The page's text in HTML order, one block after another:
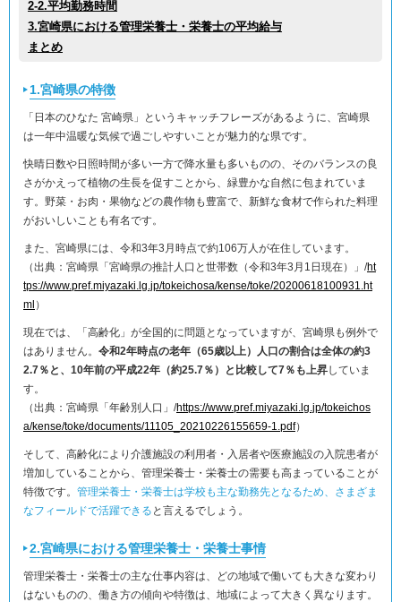
2-2.平均勤務時間
3.宮崎県における管理栄養士・栄養士の平均給与
まとめ
1.宮崎県の特徴
「日本のひなた 宮崎県」というキャッチフレーズがあるように、宮崎県
は一年中温暖な気候で過ごしやすいことが魅力的な県です。
快晴日数や日照時間が多い一方で降水量も多いものの、そのバランスの良
さがかえって植物の生長を促すことから、緑豊かな自然に包まれていま
す。野菜・お肉・果物などの農作物も豊富で、新鮮な食材で作られた料理
がおいしいことも有名です。
また、宮崎県には、令和3年3月時点で約106万人が在住しています。
（出典：宮崎県「宮崎県の推計人口と世帯数（令和3年3月1日現在）」/ht
tps://www.pref.miyazaki.lg.jp/tokeichosa/kense/toke/20200618100931.ht
ml ）
現在では、「高齢化」が全国的に問題となっていますが、宮崎県も例外で
はありません。 令和2年時点の老年（65歳以上）人口の割合は全体の約3
2.7％と、10年前の平成22年（約25.7％）と比較して7％も上昇していま
す。
（出典：宮崎県「年齢別人口」/https://www.pref.miyazaki.lg.jp/tokeichos
a/kense/toke/documents/11105_20210226155659-1.pdf）
そして、高齢化により介護施設の利用者・入居者や医療施設の入院患者が
増加していることから、管理栄養士・栄養士の需要も高まっていることが
特徴です。 管理栄養士・栄養士は学校も主な勤務先となるため、さまざま
なフィールドで活躍できる と言えるでしょう。
2.宮崎県における管理栄養士・栄養士事情
管理栄養士・栄養士の主な仕事内容は、どの地域で働いても大きな変わり
はないものの、働き方の傾向や特徴は、地域によって大きく異なります。